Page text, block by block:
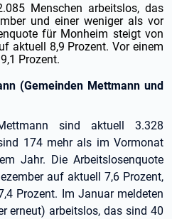
Menschen arbeitslos, das
und einer weniger als vor
für Monheim steigt von
aktuell 8,9 Prozent. Vor einem
Prozent.
(Gemeinden Mettmann und
sind aktuell 3.328
174 mehr als im Vormonat
Jahr. Die Arbeitslosenquote
auf aktuell 7,6 Prozent,
Prozent. Im Januar meldeten
erneut) arbeitslos, das sind 40